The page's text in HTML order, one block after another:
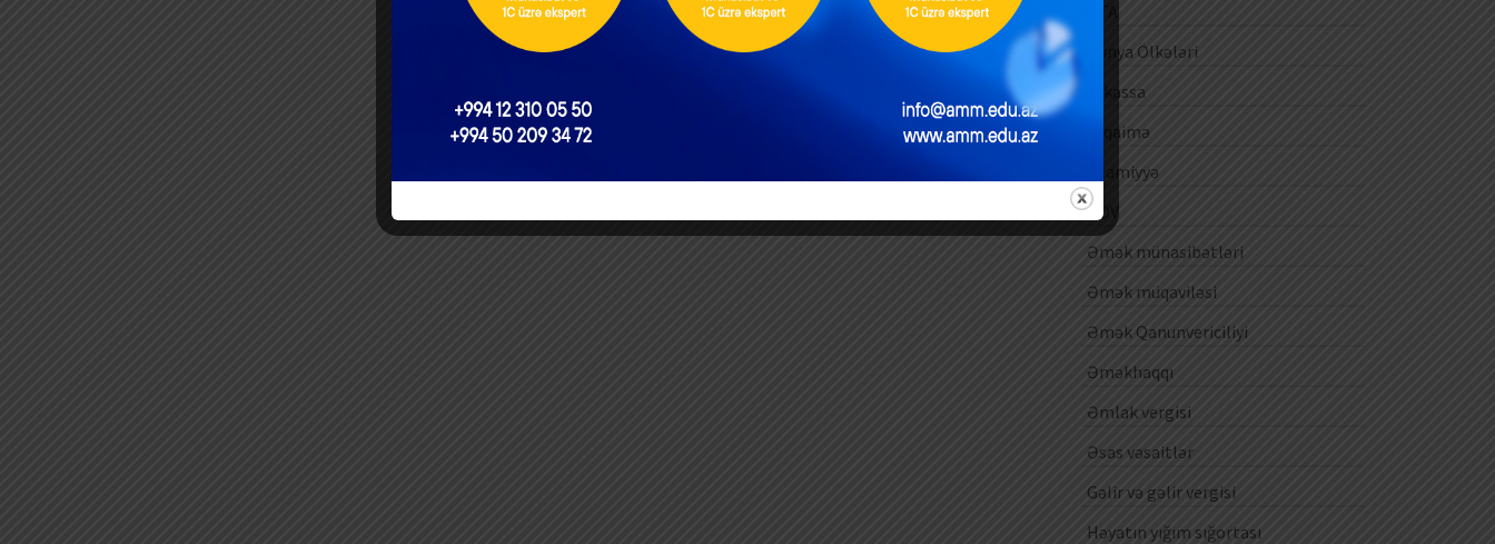
Dünya Ölkələri
E-kassa
E-qaimə
Ezamiyyə
ƏDV
Əmək münasibətləri
Əmək müqaviləsi
Əmək Qanunvericiliyi
Əməkhaqqı
Əmlak vergisi
Əsas vəsaitlər
Gəlir və gəlir vergisi
Həyatın yığım sığortası